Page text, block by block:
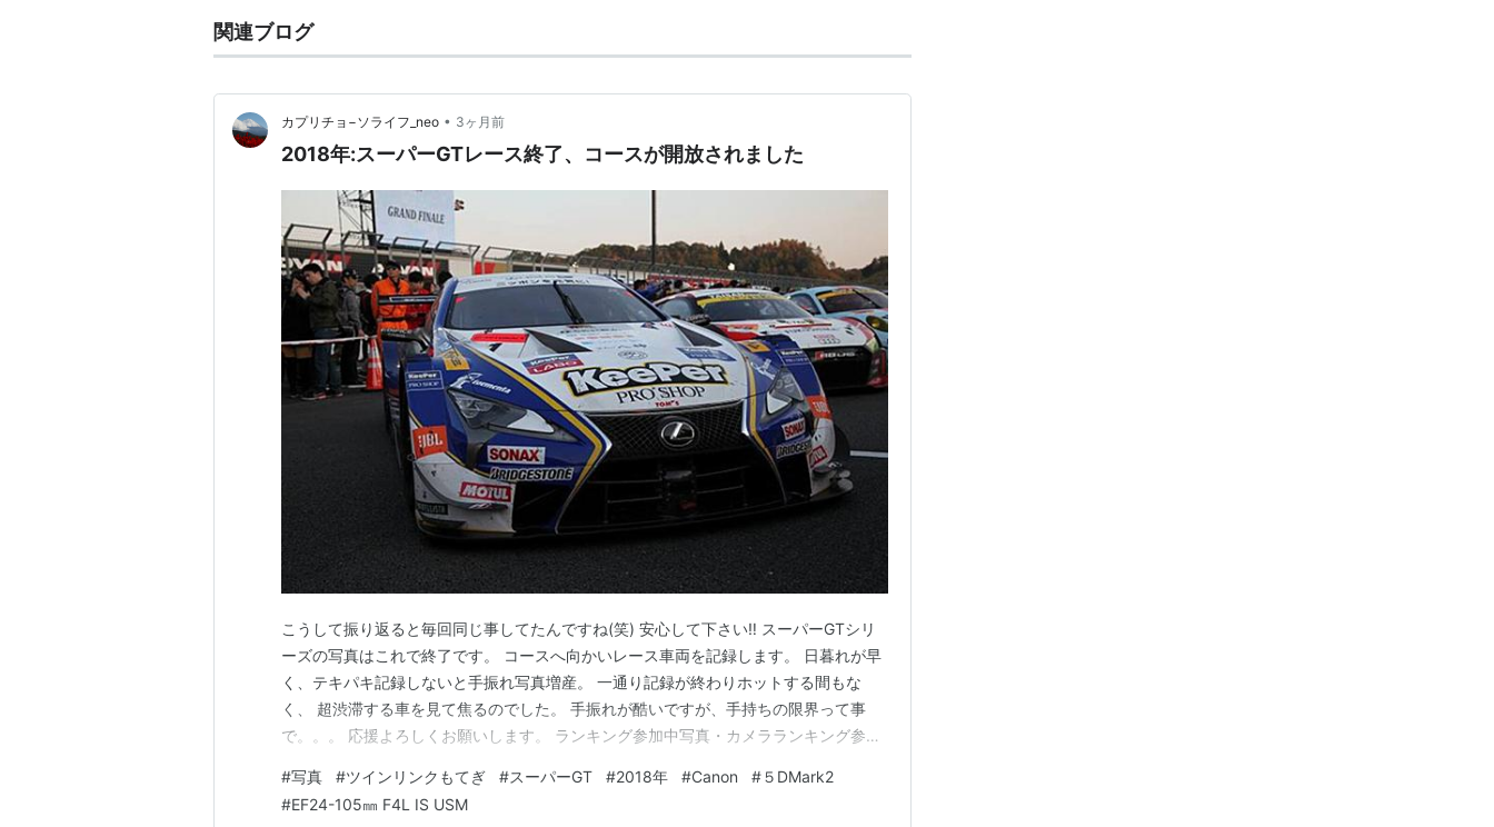
【自動車】
Indycar Series・IRL (Indy Japan300)
国内レース
フォーミュラニッポン（国際格式・全日本選手権）
Super GT（準国際格式・全日本選手権）
スーパー耐久（国内および準国内格式）
【二輪】
世界選手権
MotoGP日本グランプリ
トライアル
国内レース
全日本ロードレース選手権
関連ブログ
カプリチョ−ソライフ_neo • 3ヶ月前
2018年:スーパーGTレース終了、コースが開放されました
こうして振り返ると毎回同じ事してたんですね(笑) 安心して下さい‼ スーパーGTシリ
ーズの写真はこれで終了です。 コースへ向かいレース車両を記録します。 日暮れが早
く、テキパキ記録しないと手振れ写真増産。 一通り記録が終わりホットする間もな
く、 超渋滞する車を見て焦るのでした。 手振れが酷いですが、手持ちの限界って事
で。。。 応援よろしくお願いします。 ランキング参加中写真・カメラランキング参加
ランキング参加中コンデジ部 ランキング参加中gooからきましたランキング参加中goo
blog 転生組 ランキング参加中【…
#写真 #ツインリンクもてぎ #スーパーGT #2018年 #Canon #５DMark2
#EF24-105㎜ F4L IS USM